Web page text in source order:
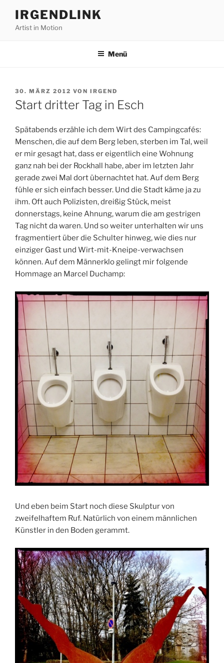
Inhalt
springen
IRGENDLINK
Artist in Motion
Menü
VERÖFFENTLICHT
AM
30. MÄRZ 2012 VON IRGEND
Start dritter Tag in Esch
Spätabends erzähle ich dem Wirt des Campingcafés:
Menschen, die auf dem Berg leben, sterben im Tal, weil
er mir gesagt hat, dass er eigentlich eine Wohnung
ganz nah bei der Rockhall habe, aber im letzten Jahr
gerade zwei Mal dort übernachtet hat. Auf dem Berg
fühle er sich einfach besser. Und die Stadt käme ja zu
ihm. Oft auch Polizisten, dreißig Stück, meist
donnerstags, keine Ahnung, warum die am gestrigen
Tag nicht da waren. Und so weiter unterhalten wir uns
fragmentiert über die Schulter hinweg, wie dies nur
einziger Gast und Wirt-mit-Kneipe-verwachsen
können. Auf dem Männerklo gelingt mir folgende
Hommage an Marcel Duchamp:
Und eben beim Start noch diese Skulptur von
zweifelhaftem Ruf. Natürlich von einem männlichen
Künstler in den Boden gerammt.